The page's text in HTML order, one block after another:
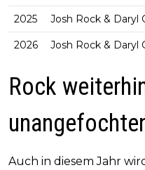
2025 Josh Rock & Daryl
2026 Josh Rock & Daryl
Rock
Auch in diesem Jahr